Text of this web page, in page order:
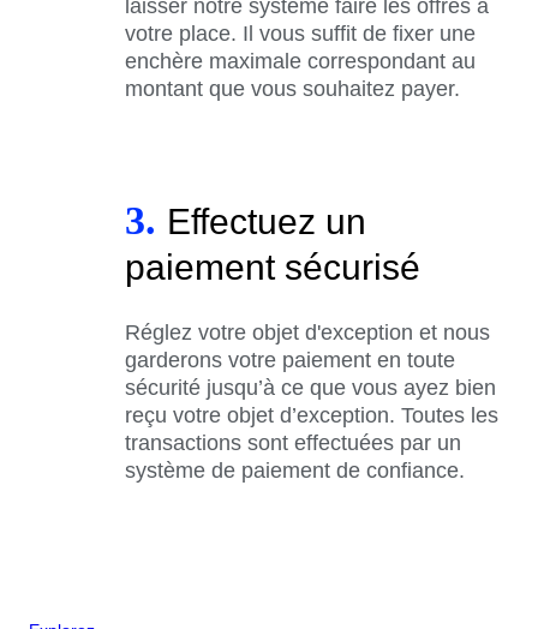
laisser notre système faire les offres à
votre place. Il vous suffit de fixer une
enchère maximale correspondant au
montant que vous souhaitez payer.
3. Effectuez un
paiement sécurisé
Réglez votre objet d'exception et nous
garderons votre paiement en toute
sécurité jusqu’à ce que vous ayez bien
reçu votre objet d’exception. Toutes les
transactions sont effectuées par un
système de paiement de confiance.